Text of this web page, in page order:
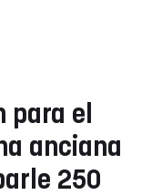
para el
anciana
250